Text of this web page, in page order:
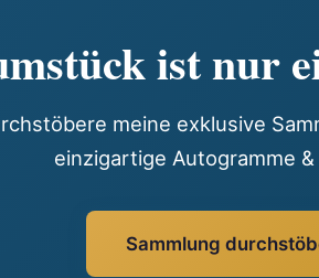
ist nur
meine exklusive
einzigartige Autogramme &
Sammlung